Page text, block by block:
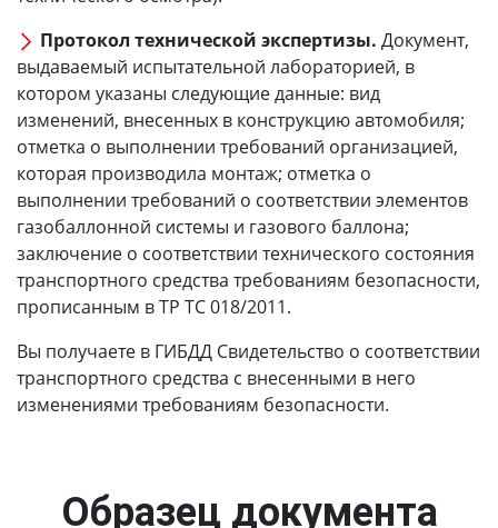
Протокол технической экспертизы. Документ,
выдаваемый испытательной лабораторией, в
котором указаны следующие данные: вид
изменений, внесенных в конструкцию автомобиля;
отметка о выполнении требований организацией,
которая производила монтаж; отметка о
выполнении требований о соответствии элементов
газобаллонной системы и газового баллона;
заключение о соответствии технического состояния
транспортного средства требованиям безопасности,
прописанным в ТР ТС 018/2011.
Вы получаете в ГИБДД Свидетельство о соответствии
транспортного средства с внесенными в него
изменениями требованиям безопасности.
Образец документа